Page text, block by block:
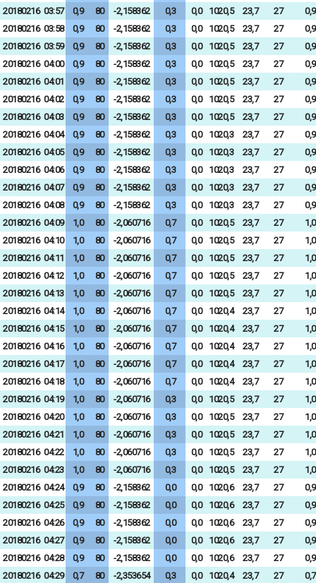
20180216 03:57 0,9 80 -2,158362 0,3 0,0 1020,5 23,7 27
0,9
20180216 03:58 0,9 80 -2,158362 0,3 0,0 1020,5 23,7 27
0,9
20180216 03:59 0,9 80 -2,158362 0,3 0,0 1020,5 23,7 27
0,9
20180216 04:00 0,9 80 -2,158362 0,3 0,0 1020,5 23,7 27
0,9
20180216 04:01 0,9 80 -2,158362 0,3 0,0 1020,5 23,7 27
0,9
20180216 04:02 0,9 80 -2,158362 0,3 0,0 1020,5 23,7 27
0,9
20180216 04:03 0,9 80 -2,158362 0,3 0,0 1020,5 23,7 27
0,9
20180216 04:04 0,9 80 -2,158362 0,3 0,0 1020,3 23,7 27
0,9
20180216 04:05 0,9 80 -2,158362 0,3 0,0 1020,3 23,7 27
0,9
20180216 04:06 0,9 80 -2,158362 0,3 0,0 1020,3 23,7 27
0,9
20180216 04:07 0,9 80 -2,158362 0,3 0,0 1020,3 23,7 27
0,9
20180216 04:08 0,9 80 -2,158362 0,3 0,0 1020,3 23,7 27
0,9
20180216 04:09 1,0 80 -2,060716 0,7 0,0 1020,5 23,7 27
1,0
20180216 04:10 1,0 80 -2,060716 0,7 0,0 1020,5 23,7 27
1,0
20180216 04:11 1,0 80 -2,060716 0,7 0,0 1020,5 23,7 27
1,0
20180216 04:12 1,0 80 -2,060716 0,7 0,0 1020,5 23,7 27
1,0
20180216 04:13 1,0 80 -2,060716 0,7 0,0 1020,5 23,7 27
1,0
20180216 04:14 1,0 80 -2,060716 0,7 0,0 1020,4 23,7 27
1,0
20180216 04:15 1,0 80 -2,060716 0,7 0,0 1020,4 23,7 27
1,0
20180216 04:16 1,0 80 -2,060716 0,7 0,0 1020,4 23,7 27
1,0
20180216 04:17 1,0 80 -2,060716 0,7 0,0 1020,4 23,7 27
1,0
20180216 04:18 1,0 80 -2,060716 0,7 0,0 1020,4 23,7 27
1,0
20180216 04:19 1,0 80 -2,060716 0,3 0,0 1020,5 23,7 27
1,0
20180216 04:20 1,0 80 -2,060716 0,3 0,0 1020,5 23,7 27
1,0
20180216 04:21 1,0 80 -2,060716 0,3 0,0 1020,5 23,7 27
1,0
20180216 04:22 1,0 80 -2,060716 0,3 0,0 1020,5 23,7 27
1,0
20180216 04:23 1,0 80 -2,060716 0,3 0,0 1020,5 23,7 27
1,0
20180216 04:24 0,9 80 -2,158362 0,0 0,0 1020,6 23,7 27
0,9
20180216 04:25 0,9 80 -2,158362 0,0 0,0 1020,6 23,7 27
0,9
20180216 04:26 0,9 80 -2,158362 0,0 0,0 1020,6 23,7 27
0,9
20180216 04:27 0,9 80 -2,158362 0,0 0,0 1020,6 23,7 27
0,9
20180216 04:28 0,9 80 -2,158362 0,0 0,0 1020,6 23,7 27
0,9
20180216 04:29 0,7 80 -2,353654 0,3 0,0 1020,4 23,7 27 0,7